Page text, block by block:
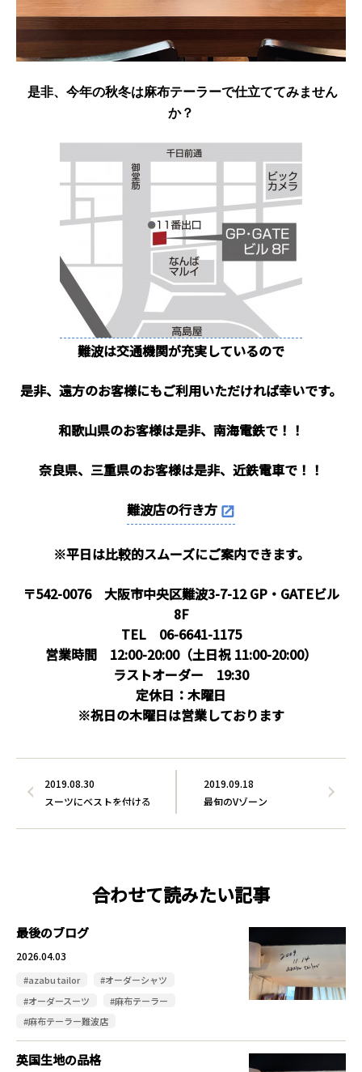
是非、今年の秋冬は麻布テーラーで仕立ててみません
か？
難波は交通機関が充実しているので
是非、遠方のお客様にもご利用いただければ幸いです。
和歌山県のお客様は是非、南海電鉄で！！
奈良県、三重県のお客様は是非、近鉄電車で！！
難波店の行き方
※平日は比較的スムーズにご案内できます。
〒542-0076 大阪市中央区難波3-7-12 GP・GATEビル
8F
TEL 06-6641-1175
営業時間 12:00-20:00（土日祝 11:00-20:00）
ラストオーダー 19:30
定休日：木曜日
※祝日の木曜日は営業しております
2019.09.18
最旬のVゾーン
2019.08.30
スーツにベストを付ける
合わせて読みたい記事
最後のブログ
2026.04.03
#azabu tailor
#オーダーシャツ
#オーダースーツ
#麻布テーラー
#麻布テーラー難波店
英国生地の品格